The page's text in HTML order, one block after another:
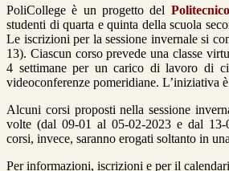
PoliCollege è un progetto del
studenti di quarta e quinta della scuola
Le iscrizioni per la sessione invernale si
13). Ciascun corso prevede una classe
4 settimane per un carico di lavoro di
videoconferenze pomeridiane. L’iniziativa
Alcuni corsi proposti nella sessione
volte (dal 09-01 al 05-02-2023 e dal
corsi, invece, saranno erogati soltanto in
Per informazioni, iscrizioni e per il